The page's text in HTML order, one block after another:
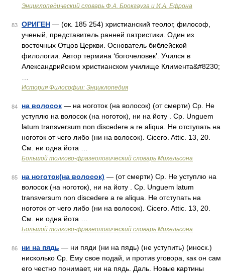
Энциклопедический словарь Ф.А. Брокгауза и И.А. Ефрона
83 ОРИГЕН — (ок. 185 254) христианский теолог, философ,
ученый, представитель ранней патристики. Один из
восточных Отцов Церкви. Основатель библейской
филологии. Автор термина ‘богочеловек’. Учился в
Александрийском христианском училище Климента&#8230;
История Философии: Энциклопедия
84 на волосок — на ноготок (на волосок) (от смерти) Ср. Не
уступлю на волосок (на ноготок), ни на йоту . Ср. Unguem
latum transversum non discedere a re aliqua. Не отступать на
ноготок от чего либо (ни на волосок). Cicero. Attic. 13, 20.
См. ни одна йота …
Большой толково-фразеологический словарь Михельсона
85 на ноготок(на волосок) — (от смерти) Ср. Не уступлю на
волосок (на ноготок), ни на йоту . Ср. Unguem latum
transversum non discedere a re aliqua. Не отступать на
ноготок от чего либо (ни на волосок). Cicero. Attic. 13, 20.
См. ни одна йота …
Большой толково-фразеологический словарь Михельсона
86 ни на пядь — ни пяди (ни на пядь) (не уступить) (иноск.)
нисколько Ср. Ему свое подай, и против уговора, как он сам
его честно понимает, ни на пядь. Даль. Новые картины